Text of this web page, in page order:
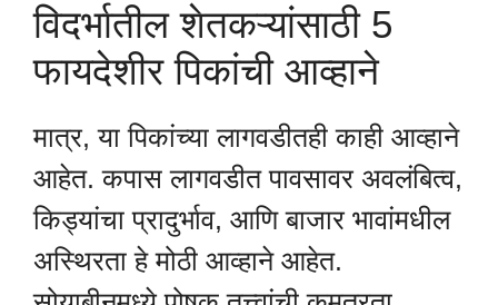
विदर्भातील शेतकऱ्यांसाठी 5
फायदेशीर पिकांची आव्हाने
मात्र, या पिकांच्या लागवडीतही काही आव्हाने
आहेत. कपास लागवडीत पावसावर अवलंबित्व,
किड्यांचा प्रादुर्भाव, आणि बाजार भावांमधील
अस्थिरता हे मोठी आव्हाने आहेत.